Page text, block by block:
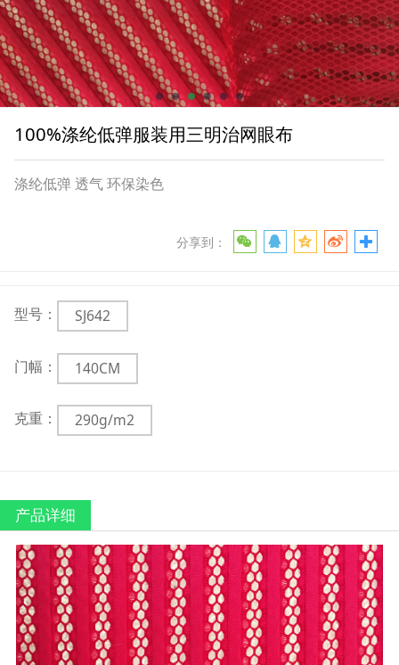
100%涤纶低弹服装用三明治网眼布
涤纶低弹 透气 环保染色
分享到：
型号： SJ642
门幅： 140CM
克重： 290g/m2
产品详细